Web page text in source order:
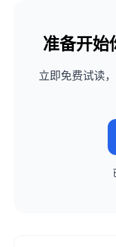
准备开始
立即免费试读